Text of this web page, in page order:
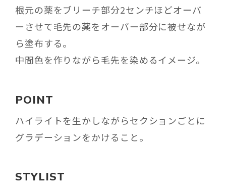
根元の薬をブリーチ部分2センチほどオーバ
ーさせて毛先の薬をオーバー部分に被せなが
ら塗布する。
中間色を作りながら毛先を染めるイメージ。
POINT
ハイライトを生かしながらセクションごとに
グラデーションをかけること。
STYLIST